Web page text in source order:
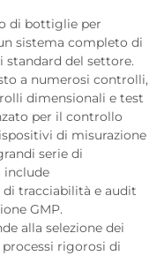
di bottiglie per
sistema completo di
standard del settore.
a numerosi controlli,
dimensionali e test
per il controllo
di misurazione
serie di
include
tracciabilità e audit
GMP.
alla selezione dei
rigorosi di